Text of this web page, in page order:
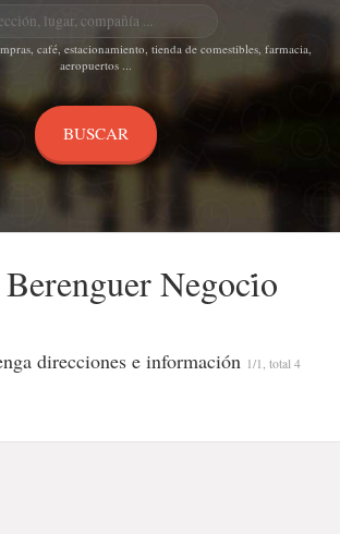
café, estacionamiento, tienda de comestibles, farmacia,
aeropuertos ...
Negoci̇o
direcciones e información 1/1, total 4